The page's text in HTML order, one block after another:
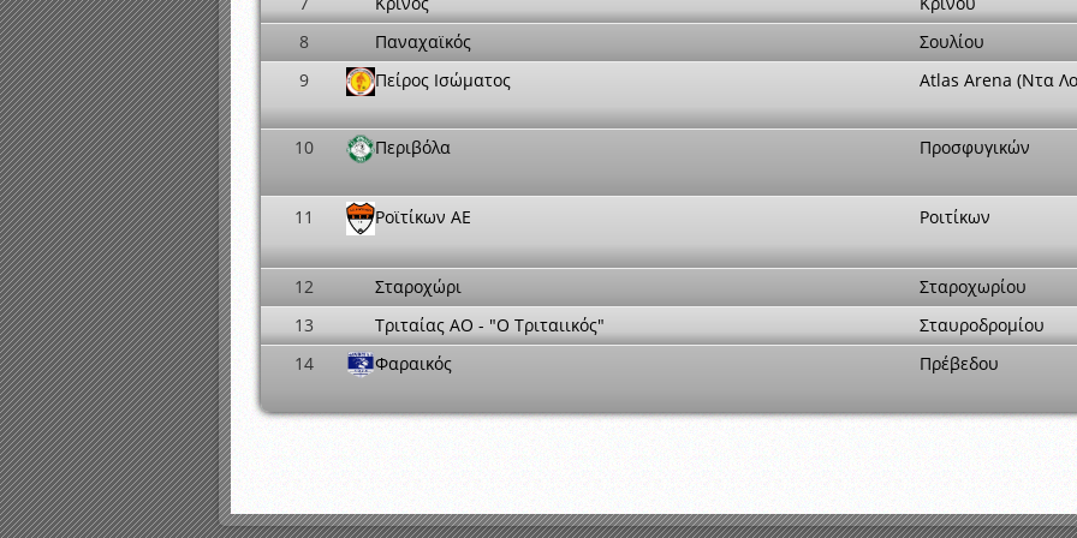
8
Παναχαϊκός
Σουλίου
9
Πείρος Ισώματος Atlas Arena (Ντα
10 Περιβόλα Προσφυγικών
11 Ροϊτίκων ΑΕ Ροιτίκων
12 Σταροχώρι
Σταροχωρίου
13
Τριταίας ΑΟ - "Ο Τριταιικός"
Σταυροδρομίου
14
Φαραικός Πρέβεδου